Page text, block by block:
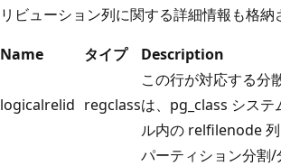
リビューション列に関する詳細情報も格納
Name
タイプ Description
logicalrelid regclass
この行が対応する分
は、pg_class システ
ル内の relfilenode 列
パーティション分割/